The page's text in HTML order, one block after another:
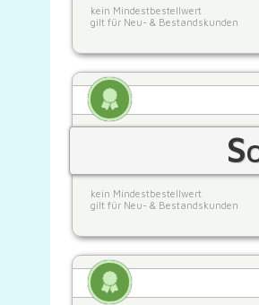
kein Mindestbestellwert
gilt für Neu- & Bestandskunden
kein Mindestbestellwert
gilt für Neu- & Bestandskunden